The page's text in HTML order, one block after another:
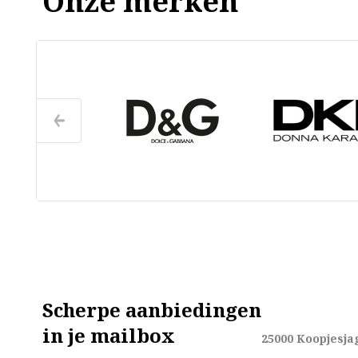
Scherpe aanbiedingen
in je mailbox
25000